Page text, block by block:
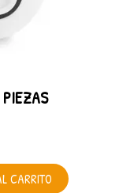
CARRITO